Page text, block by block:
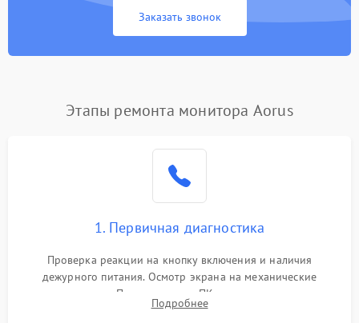
Заказать звонок
Этапы ремонта монитора Aorus
1. Первичная диагностика
Проверка реакции на кнопку включения и наличия
дежурного питания. Осмотр экрана на механические
повреждения. Подключение к ПК для оценки вывода
изображения, работы подсветки и выявления артефактов на
Подробнее